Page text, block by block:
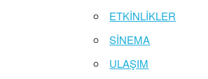
ETKİNLİKLER
SİNEMA
ULAŞIM